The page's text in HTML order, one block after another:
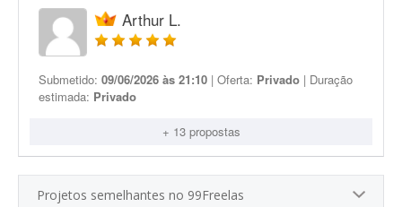
Arthur L.
Submetido: 09/06/2026 às 21:10 | Oferta: Privado | Duração
estimada: Privado
+ 13 propostas
Projetos semelhantes no 99Freelas